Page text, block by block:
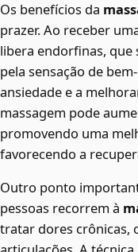
Os benefícios da
prazer. Ao receber
libera endorfinas, que
pela sensação de
ansiedade e a
massagem pode
promovendo uma
favorecendo a
Outro ponto
pessoas recorrem à
tratar dores crônicas,